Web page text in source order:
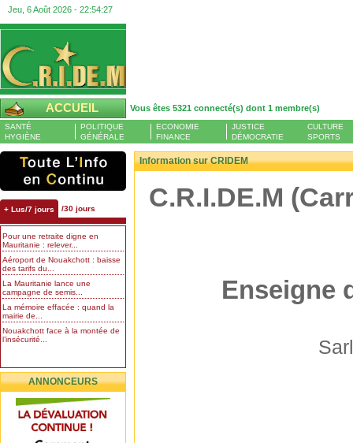
Jeu, 6 Août 2026 - 22:54:27
ACCUEIL Vous êtes 5321 connecté(s) dont 1 membre(s)
SANTÉ
HYGIÈNE
POLITIQUE
GÉNÉRALE
ECONOMIE
FINANCE
JUSTICE
DÉMOCRATIE
CULTURE
SPORTS
+ Lus/7 jours /30 jours
Pour une retraite digne en
Mauritanie : relever...
Aéroport de Nouakchott : baisse
des tarifs du...
La Mauritanie lance une
campagne de semis...
La mémoire effacée : quand la
mairie de...
Nouakchott face à la montée de
l’insécurité...
ANNONCEURS
Information sur CRIDEM
C.R.I.DE.M
Enseigne